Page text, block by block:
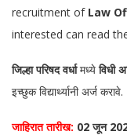
recruitment ofLaw
interested can read
जिल्हा परिषद वर्धामध्येविधी
इच्छुक विद्यार्थ्यानी अर्ज करावे.
जाहिरात तारीख: 02 जून